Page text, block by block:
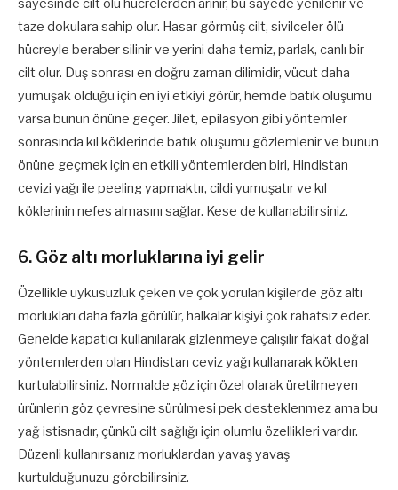
sayesinde cilt ölü hücrelerden arınır, bu sayede yenilenir ve
taze dokulara sahip olur. Hasar görmüş cilt, sivilceler ölü
hücreyle beraber silinir ve yerini daha temiz, parlak, canlı bir
cilt olur. Duş sonrası en doğru zaman dilimidir, vücut daha
yumuşak olduğu için en iyi etkiyi görür, hemde batık oluşumu
varsa bunun önüne geçer. Jilet, epilasyon gibi yöntemler
sonrasında kıl köklerinde batık oluşumu gözlemlenir ve bunun
önüne geçmek için en etkili yöntemlerden biri, Hindistan
cevizi yağı ile peeling yapmaktır, cildi yumuşatır ve kıl
köklerinin nefes almasını sağlar. Kese de kullanabilirsiniz.
6. Göz altı morluklarına iyi gelir
Özellikle uykusuzluk çeken ve çok yorulan kişilerde göz altı
morlukları daha fazla görülür, halkalar kişiyi çok rahatsız eder.
Genelde kapatıcı kullanılarak gizlenmeye çalışılır fakat doğal
yöntemlerden olan Hindistan ceviz yağı kullanarak kökten
kurtulabilirsiniz. Normalde göz için özel olarak üretilmeyen
ürünlerin göz çevresine sürülmesi pek desteklenmez ama bu
yağ istisnadır, çünkü cilt sağlığı için olumlu özellikleri vardır.
Düzenli kullanırsanız morluklardan yavaş yavaş
kurtulduğunuzu görebilirsiniz.